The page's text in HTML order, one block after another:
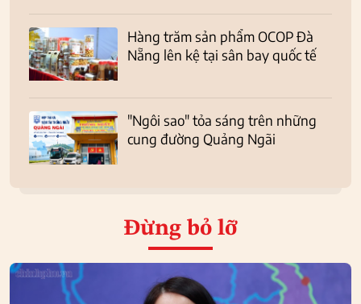
Hàng trăm sản phẩm OCOP Đà
Nẵng lên kệ tại sân bay quốc tế
"Ngôi sao" tỏa sáng trên những
cung đường Quảng Ngãi
Đừng bỏ lỡ